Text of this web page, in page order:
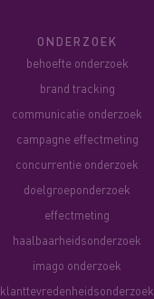
ONDERZOEK
behoefte onderzoek
brand tracking
communicatie onderzoek
campagne effectmeting
concurrentie onderzoek
doelgroeponderzoek
effectmeting
haalbaarheidsonderzoek
imago onderzoek
klanttevredenheidsonderzoek